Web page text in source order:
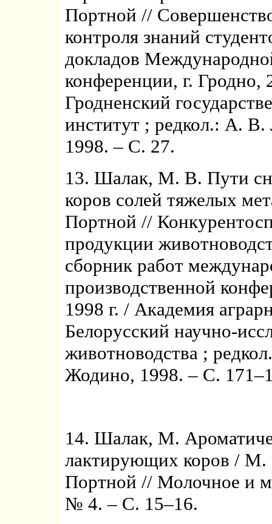
Портной //
контроля знаний
докладов
конференции, г. Гродно,
Гродненский
институт ; редкол.: А.
1998. – С. 27.
13. Шалак, М. В. Пути
коров солей тяжелых
Портной //
продукции
сборник работ
производственной
1998 г. / Академия
Белорусский научно-
животноводства ;
Жодино, 1998. – С.
14. Шалак, М.
лактирующих коров /
Портной // Молочное и
№ 4. – С. 15–16.